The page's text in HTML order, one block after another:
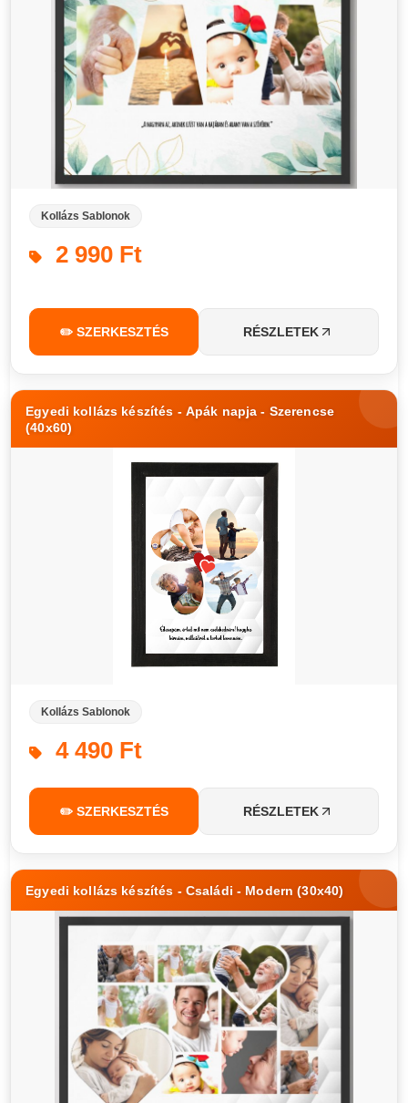
Kollázs Sablonok
2 990 Ft
✏️ SZERKESZTÉS RÉSZLETEK
Egyedi kollázs készítés - Apák napja - Szerencse
(40x60)
Kollázs Sablonok
4 490 Ft
✏️ SZERKESZTÉS RÉSZLETEK
Egyedi kollázs készítés - Családi - Modern (30x40)